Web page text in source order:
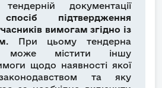
документації
підтвердження
вимогам згідно із
. При цьому тендерна
може містити іншу
щодо наявності якої
та яку